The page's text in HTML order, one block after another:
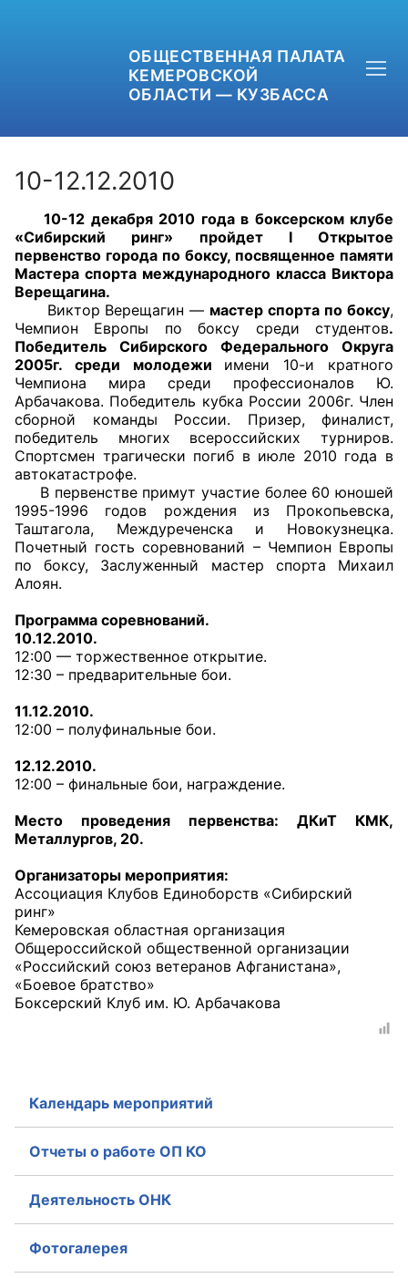
ОБЩЕСТВЕННАЯ ПАЛАТА
КЕМЕРОВСКОЙ
ОБЛАСТИ — КУЗБАССА
+7 (3842) 58-82-40
OPKO42@BK.RU
ОБРАТНАЯ СВЯЗЬ
Главная
Общественные советы
Общественные советы при территориальных
органах федеральных органов
исполнительной власти
Общественные советы по проведению
независимой оценки качества условий
оказания услуг
Структура Палаты
Комиссии
Экспертный совет ОП КО
Общественный штаб
Члены ОП КО
Документы ОП КО
Регламент ОП КО
Соглашения
Рекомендации
Аппарат ОП КО
10-12.12.2010
10-12 декабря 2010 года в боксерском клубе
«Сибирский ринг» пройдет I Открытое
первенство города по боксу, посвященное памяти
Мастера спорта международного класса Виктора
Верещагина.
Виктор Верещагин — мастер спорта по боксу,
Чемпион Европы по боксу среди студентов.
Победитель Сибирского Федерального Округа
2005г. среди молодежи имени 10-и кратного
Чемпиона мира среди профессионалов Ю.
Арбачакова. Победитель кубка России 2006г. Член
сборной команды России. Призер, финалист,
победитель многих всероссийских турниров.
Спортсмен трагически погиб в июле 2010 года в
автокатастрофе.
В первенстве примут участие более 60 юношей
1995-1996 годов рождения из Прокопьевска,
Таштагола, Междуреченска и Новокузнецка.
Почетный гость соревнований – Чемпион Европы
по боксу, Заслуженный мастер спорта Михаил
Алоян.
Программа соревнований.
10.12.2010.
12:00 — торжественное открытие.
12:30 – предварительные бои.
11.12.2010.
12:00 – полуфинальные бои.
12.12.2010.
12:00 – финальные бои, награждение.
Место проведения первенства: ДКиТ КМК,
Металлургов, 20.
Организаторы мероприятия:
Ассоциация Клубов Единоборств «Сибирский
ринг»
Кемеровская областная организация
Общероссийской общественной организации
«Российский союз ветеранов Афганистана»,
«Боевое братство»
Боксерский Клуб им. Ю. Арбачакова
Календарь мероприятий
Отчеты о работе ОП КО
Деятельность ОНК
Фотогалерея